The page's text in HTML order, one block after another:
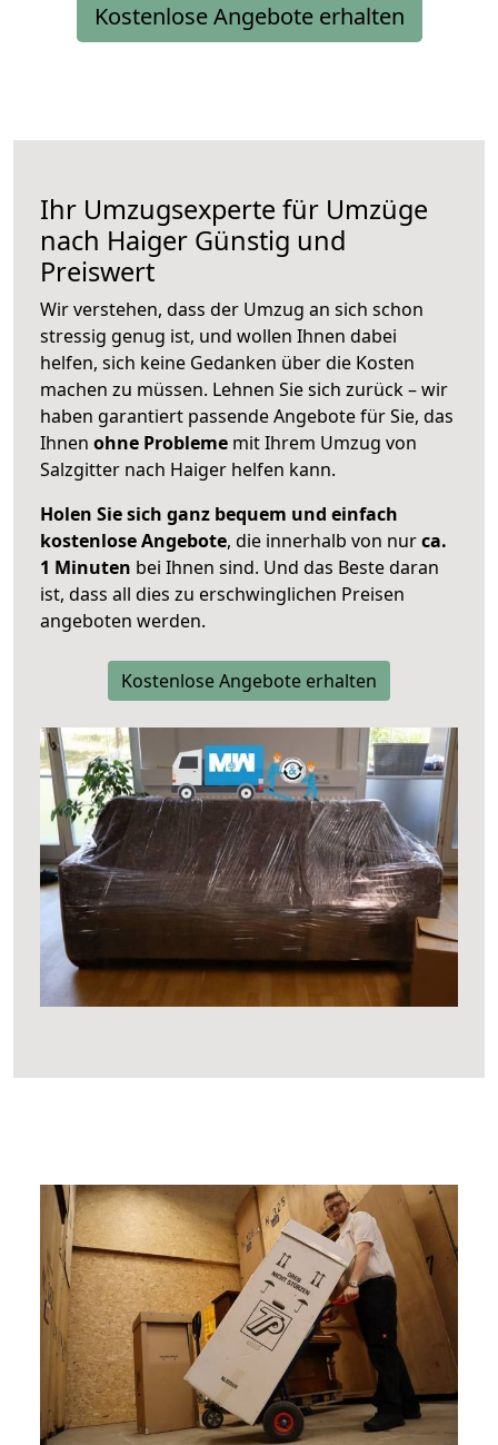
Kostenlose Angebote erhalten
Ihr Umzugsexperte für Umzüge
nach Haiger Günstig und
Preiswert
Wir verstehen, dass der Umzug an sich schon
stressig genug ist, und wollen Ihnen dabei
helfen, sich keine Gedanken über die Kosten
machen zu müssen. Lehnen Sie sich zurück – wir
haben garantiert passende Angebote für Sie, das
Ihnen ohne Probleme mit Ihrem Umzug von
Salzgitter nach Haiger helfen kann.
Holen Sie sich ganz bequem und einfach
kostenlose Angebote, die innerhalb von nurca.
1 Minuten bei Ihnen sind. Und das Beste daran
ist, dass all dies zu erschwinglichen Preisen
angeboten werden.
Kostenlose Angebote erhalten